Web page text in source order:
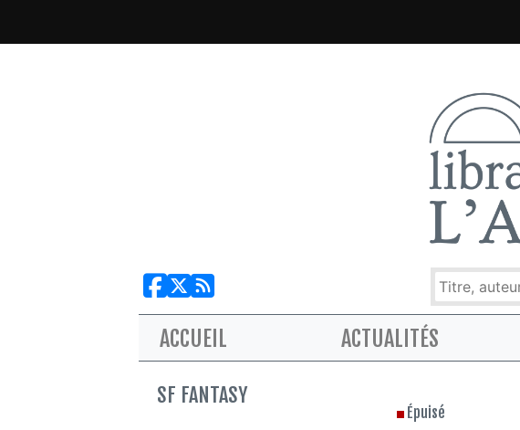
ACCUEIL ACTUALITÉS
SF FANTASY
Épuisé